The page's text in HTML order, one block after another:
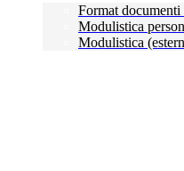
Format documenti
Modulistica
Modulistica